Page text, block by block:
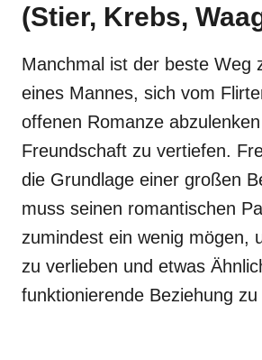
(Stier, Krebs,
Manchmal ist der beste Weg
eines Mannes, sich vom
offenen Romanze
Freundschaft zu vertiefen.
die Grundlage einer großen
muss seinen romantischen
zumindest ein wenig mögen,
zu verlieben und etwas
funktionierende Beziehung zu